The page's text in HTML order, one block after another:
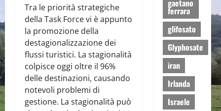
Tra le priorità strategiche
della Task Force vi è appunto
la promozione della
destagionalizzazione dei
flussi turistici. La stagionalità
colpisce oggi oltre il 96%
delle destinazioni, causando
notevoli problemi di
gestione. La stagionalità può
gaetano
ferrara
glifosato
Glyphosate
iran
Irlanda
Israele